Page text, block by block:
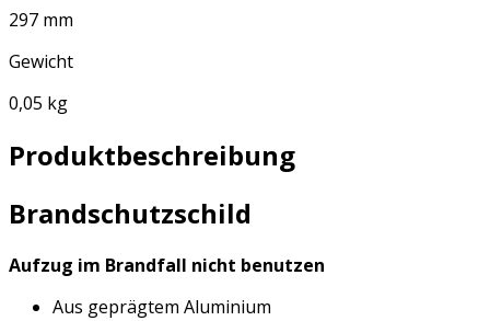
297 mm
Gewicht
0,05 kg
Produktbeschreibung
Brandschutzschild
Aufzug im Brandfall nicht benutzen
Aus geprägtem Aluminium